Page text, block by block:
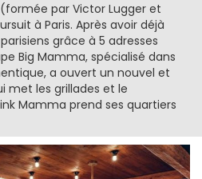
par Victor Lugger et
à Paris. Après avoir déjà
grâce à 5 adresses
Big Mamma, spécialisé dans
a ouvert un nouvel et
met les grillades et le
Mamma prend ses quartiers